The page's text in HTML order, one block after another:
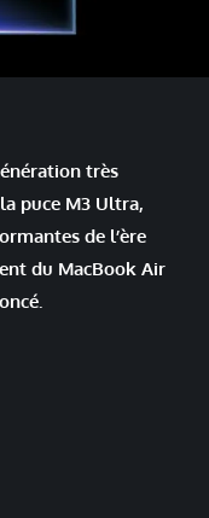
très
puce M3 Ultra,
de l’ère
du MacBook Air